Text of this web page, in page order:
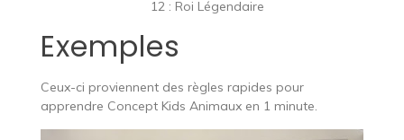
12 : Roi Légendaire
Exemples
Ceux-ci proviennent des règles rapides pour
apprendre Concept Kids Animaux en 1 minute.